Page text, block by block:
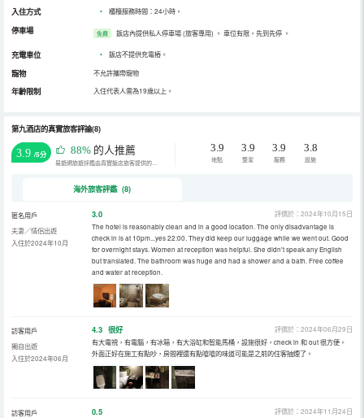
入住方式 • 櫃檯服務時間：24小時。
停車場 免費 飯店內提供私人停車場 (旅客專用) 。 車位有限，先到先停 。
充電車位 • 飯店不提供充電樁。
寵物 不允許攜帶寵物
年齡限制 入住代表人需為19歲以上。
第九酒店的真實旅客評論(8)
3.9 /5分 88% 的人推薦
易遊網旅遊評鑑由真實飯店旅客提供的評鑑。
3.9
地點
3.9
整潔
3.9
服務
3.8
設施
海外旅客評鑑 (8)
匿名用戶
夫妻／情侶出遊
入住於2024年10月
3.0
評價於：2024年10月15日
The hotel is reasonably clean and in a good location. The only disadvantage is
check in is at 10pm...yes 22:00. They did keep our luggage while we went out. Good
for overnight stays. Women at reception was helpful. She didn't speak any English
but translated. The bathroom was huge and had a shower and a bath. Free coffee
and water at reception.
訪客用戶
獨自出遊
入住於2024年06月
4.3 很好
評價於：2024年06月29日
有大電視，有電腦，有冰箱，有大浴缸和智能馬桶，設施很好，check in 和 out 很方便。
外面正好在施工有點吵，房間裡還有點嗆嗆的味道可能是之前的住客抽煙了。
訪客用戶
0.5
評價於：2024年11月24日